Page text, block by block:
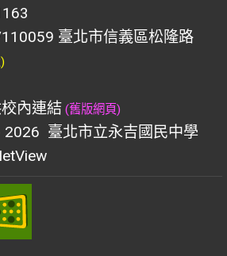
臺北市信義區松隆路
內連結 (舊版網頁)
2026 臺北市立永吉國民中學